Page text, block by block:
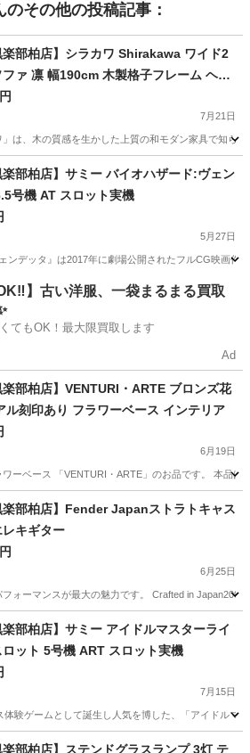
のその他の投稿記事：
楽部柏店】シラカワ Shirakawa ワイド2
ファ 凛 幅190cm 木製格子フレーム ヘッ
レッドオーク カバーリング
7月21日
は、木の質感を生かした上質の和モダン家具で知ら
ファ
楽部柏店】サミー バイオハザード:ヴェン
号機 AT スロット実機
5月27日
ンデッタ』は2017年に劇場公開されたフルCG映画
の他 実機
】古い洋服、一袋まるまる買取
てもOK！最大限買取します
Ad
楽部柏店】VENTURI・ARTE ブロンズ花
ル刻印あり フラワーベース インテリア
6月19日
ーベース 「VENTURI・ARTE」のお品です。 本品
ンテリア雑貨/小物
楽部柏店】Fender Japanストラトキャス
キギター
6月25日
ォーマンスが最大の魅力です。 Crafted in
楽器、ギター
楽部柏店】サミー アイドルマスターライ
ロット 5号機 ART スロット実機
7月15日
験ゲームとして誕生し人気を博した、「アイドルマ
の他 実機
楽部柏店】ステンドグラスランプ 3灯 テ